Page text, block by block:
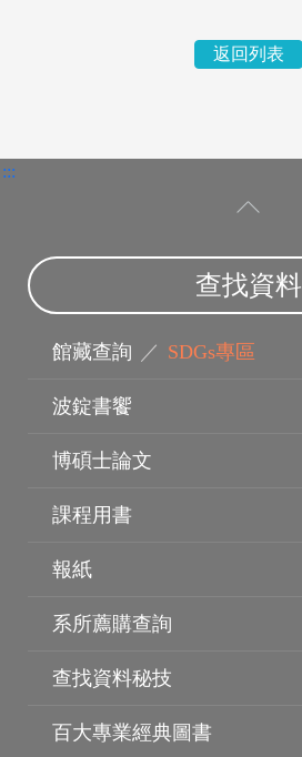
返回列表
:::
查找資料
館藏查詢 ／ SDGs專區
波錠書饗
博碩士論文
課程用書
報紙
系所薦購查詢
查找資料秘技
百大專業經典圖書